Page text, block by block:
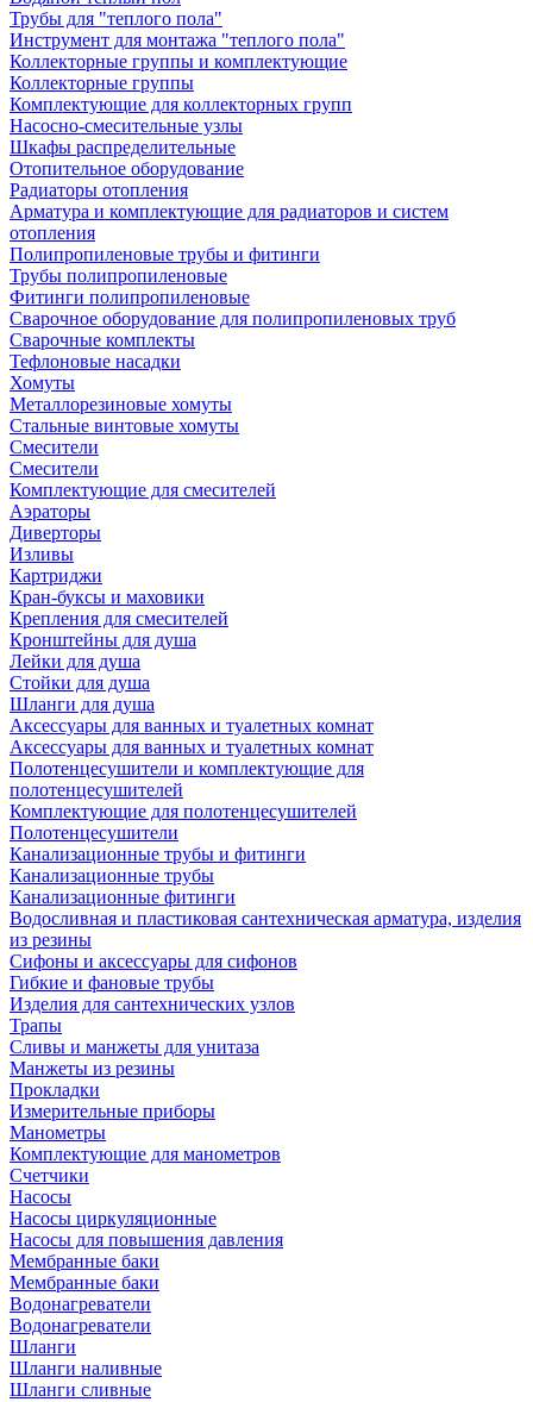
Трубы для "теплого пола"
Инструмент для монтажа "теплого пола"
Коллекторные группы и комплектующие
Коллекторные группы
Комплектующие для коллекторных групп
Насосно-смесительные узлы
Шкафы распределительные
Отопительное оборудование
Радиаторы отопления
Арматура и комплектующие для радиаторов и систем
отопления
Полипропиленовые трубы и фитинги
Трубы полипропиленовые
Фитинги полипропиленовые
Сварочное оборудование для полипропиленовых труб
Сварочные комплекты
Тефлоновые насадки
Хомуты
Металлорезиновые хомуты
Стальные винтовые хомуты
Смесители
Смесители
Комплектующие для смесителей
Аэраторы
Диверторы
Изливы
Картриджи
Кран-буксы и маховики
Крепления для смесителей
Кронштейны для душа
Лейки для душа
Стойки для душа
Шланги для душа
Аксессуары для ванных и туалетных комнат
Аксессуары для ванных и туалетных комнат
Полотенцесушители и комплектующие для
полотенцесушителей
Комплектующие для полотенцесушителей
Полотенцесушители
Канализационные трубы и фитинги
Канализационные трубы
Канализационные фитинги
Водосливная и пластиковая сантехническая арматура, изделия
из резины
Сифоны и аксессуары для сифонов
Гибкие и фановые трубы
Изделия для сантехнических узлов
Трапы
Сливы и манжеты для унитаза
Манжеты из резины
Прокладки
Измерительные приборы
Манометры
Комплектующие для манометров
Счетчики
Насосы
Насосы циркуляционные
Насосы для повышения давления
Мембранные баки
Мембранные баки
Водонагреватели
Водонагреватели
Шланги
Шланги наливные
Шланги сливные